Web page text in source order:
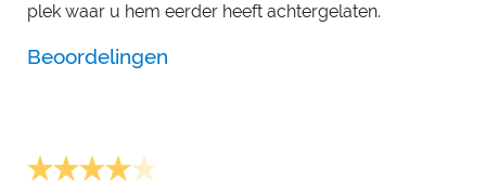
plek waar u hem eerder heeft achtergelaten.
Beoordelingen